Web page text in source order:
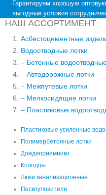
Гарантируем хорошую
выгодные условия
НАШ АССОРТИМЕНТ
Асбестоцементные
Водоотводные лотки
– Бетонные
– Автодорожные лотки
– Межпутевые лотки
– Мелкосидящие лотки
– Пластиковые
Пластиковые усиленные
Полимербетонные лотки
Дождеприемники
Колодцы
Люки канализационные
Пескоуловители